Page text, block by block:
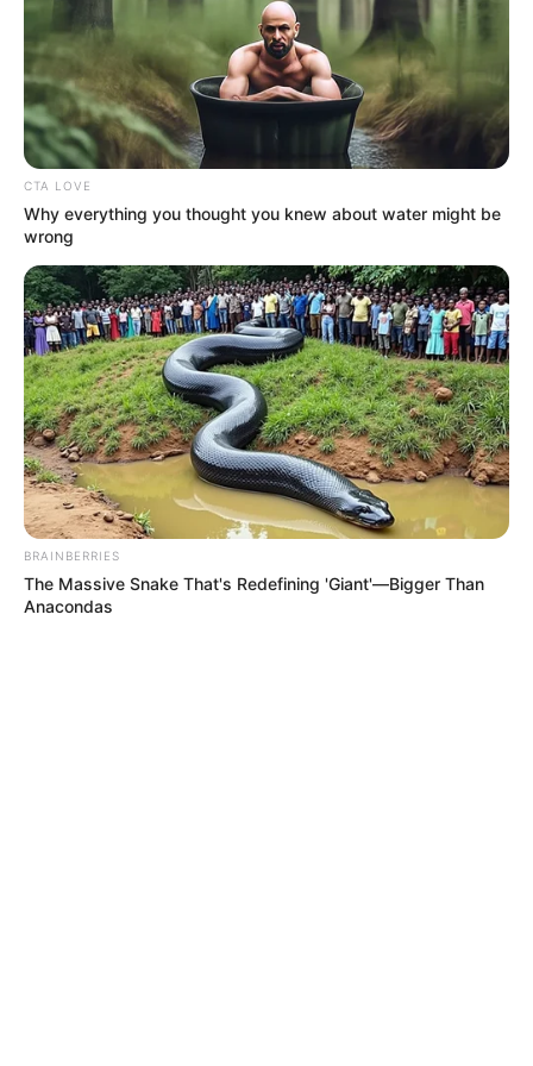
CTA LOVE
Why everything you thought you knew about water might be
wrong
BRAINBERRIES
The Massive Snake That's Redefining 'Giant'—Bigger Than
Anacondas